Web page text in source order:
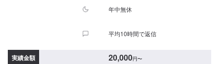
年中無休
平均10時間で返信
実績金額 20,000円〜